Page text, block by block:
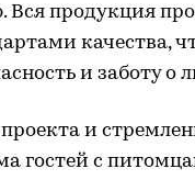
Вся продукция
качества,
и заботу о
и
гостей с